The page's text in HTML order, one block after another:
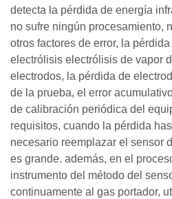
detecta la pérdida de energía
no sufre ningún procesamiento,
otros factores de error, la
electrólisis electrólisis de vapor
electrodos, la pérdida de
de la prueba, el error
de calibración periódica del
requisitos, cuando la pérdida
necesario reemplazar el sensor
es grande. además, en el
instrumento del método del
continuamente al gas portador,